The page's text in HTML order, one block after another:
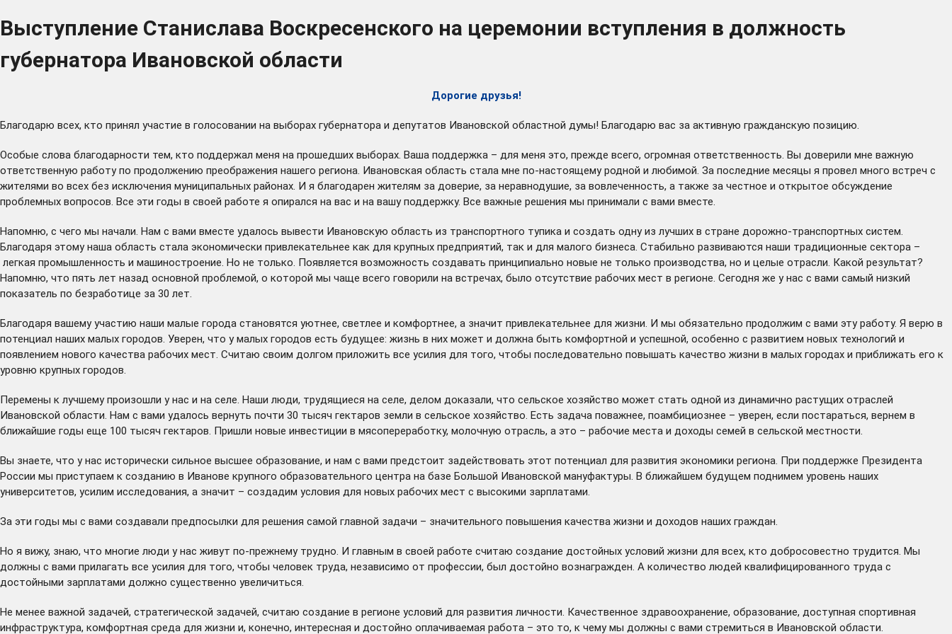
Выступление Станислава Воскресенского на церемонии вступления в должность
губернатора Ивановской области
Дорогие друзья!
Благодарю всех, кто принял участие в голосовании на выборах губернатора и депутатов Ивановской областной думы! Благодарю вас за активную гражданскую позицию.
Особые слова благодарности тем, кто поддержал меня на прошедших выборах. Ваша поддержка – для меня это, прежде всего, огромная ответственность. Вы доверили мне важную
ответственную работу по продолжению преображения нашего региона. Ивановская область стала мне по-настоящему родной и любимой. За последние месяцы я провел много встреч с
жителями во всех без исключения муниципальных районах. И я благодарен жителям за доверие, за неравнодушие, за вовлеченность, а также за честное и открытое обсуждение
проблемных вопросов. Все эти годы в своей работе я опирался на вас и на вашу поддержку. Все важные решения мы принимали с вами вместе.
Напомню, с чего мы начали. Нам с вами вместе удалось вывести Ивановскую область из транспортного тупика и создать одну из лучших в стране дорожно-транспортных систем.
Благодаря этому наша область стала экономически привлекательнее как для крупных предприятий, так и для малого бизнеса. Стабильно развиваются наши традиционные сектора –
легкая промышленность и машиностроение. Но не только. Появляется возможность создавать принципиально новые не только производства, но и целые отрасли. Какой результат?
Напомню, что пять лет назад основной проблемой, о которой мы чаще всего говорили на встречах, было отсутствие рабочих мест в регионе. Сегодня же у нас с вами самый низкий
показатель по безработице за 30 лет.
Благодаря вашему участию наши малые города становятся уютнее, светлее и комфортнее, а значит привлекательнее для жизни. И мы обязательно продолжим с вами эту работу. Я верю в
потенциал наших малых городов. Уверен, что у малых городов есть будущее: жизнь в них может и должна быть комфортной и успешной, особенно с развитием новых технологий и
появлением нового качества рабочих мест. Считаю своим долгом приложить все усилия для того, чтобы последовательно повышать качество жизни в малых городах и приближать его к
уровню крупных городов.
Перемены к лучшему произошли у нас и на селе. Наши люди, трудящиеся на селе, делом доказали, что сельское хозяйство может стать одной из динамично растущих отраслей
Ивановской области. Нам с вами удалось вернуть почти 30 тысяч гектаров земли в сельское хозяйство. Есть задача поважнее, поамбициознее – уверен, если постараться, вернем в
ближайшие годы еще 100 тысяч гектаров. Пришли новые инвестиции в мясопереработку, молочную отрасль, а это – рабочие места и доходы семей в сельской местности.
Вы знаете, что у нас исторически сильное высшее образование, и нам с вами предстоит задействовать этот потенциал для развития экономики региона. При поддержке Президента
России мы приступаем к созданию в Иванове крупного образовательного центра на базе Большой Ивановской мануфактуры. В ближайшем будущем поднимем уровень наших
университетов, усилим исследования, а значит – создадим условия для новых рабочих мест с высокими зарплатами.
За эти годы мы с вами создавали предпосылки для решения самой главной задачи – значительного повышения качества жизни и доходов наших граждан.
Но я вижу, знаю, что многие люди у нас живут по-прежнему трудно. И главным в своей работе считаю создание достойных условий жизни для всех, кто добросовестно трудится. Мы
должны с вами прилагать все усилия для того, чтобы человек труда, независимо от профессии, был достойно вознагражден. А количество людей квалифицированного труда с
достойными зарплатами должно существенно увеличиться.
Не менее важной задачей, стратегической задачей, считаю создание в регионе условий для развития личности. Качественное здравоохранение, образование, доступная спортивная
инфраструктура, комфортная среда для жизни и, конечно, интересная и достойно оплачиваемая работа – это то, к чему мы должны с вами стремиться в Ивановской области.